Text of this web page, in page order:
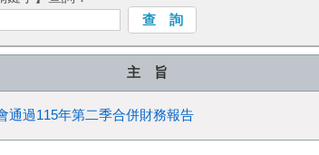
查 詢
主 旨
通過115年第二季合併財務報告